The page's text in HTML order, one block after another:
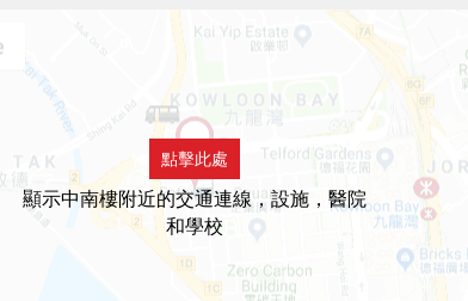
點擊此處
顯示中南樓附近的交通連線，設施，醫院
和學校